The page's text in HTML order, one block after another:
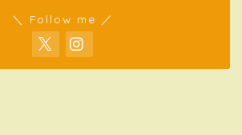
＼ Follow me ／